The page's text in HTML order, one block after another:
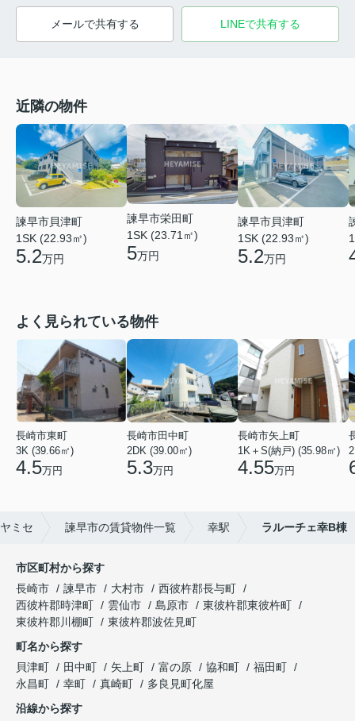
メールで共有する LINEで共有する
近隣の物件
諫早市貝津町
1SK (22.93㎡)
5.2万円
諫早市栄田町
1SK (23.71㎡)
5万円
諫早市貝津町
1SK (22.93㎡)
5.2万円
よく見られている物件
長崎市東町
3K (39.66㎡)
4.5万円
長崎市田中町
2DK (39.00㎡)
5.3万円
長崎市矢上町
1K＋S(納戸) (35.98㎡)
4.55万円
ミセ 諫早市の賃貸物件一覧 幸駅 ラルーチェ幸B棟
市区町村から探す
長崎市
諫早市 大村市
西彼杵郡長与町
西彼杵郡時津町
雲仙市 島原市
東彼杵郡東彼杵町
東彼杵郡川棚町
東彼杵郡波佐見町
町名から探す
貝津町
田中町 矢上町 富の原 協和町
福田町
永昌町
幸町 真崎町
多良見町化屋
沿線から探す